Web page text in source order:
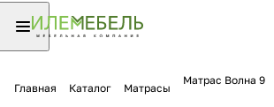
Главная Каталог Матрасы
Матрас Волна 9